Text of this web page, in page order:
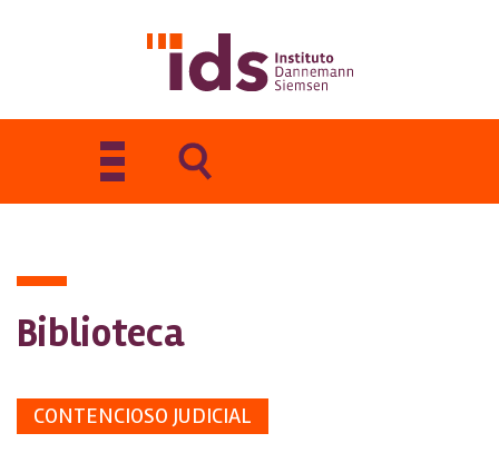
Toggle
navigation
Biblioteca
CONTENCIOSO JUDICIAL